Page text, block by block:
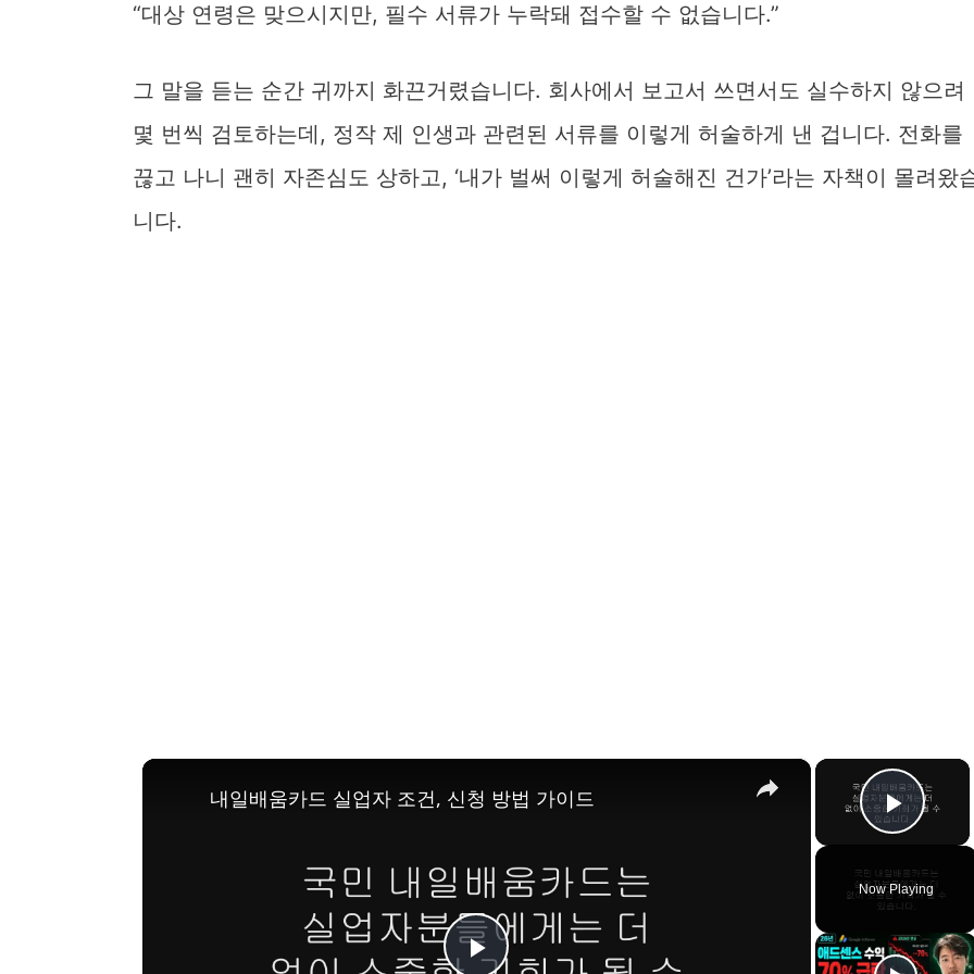
“대상 연령은 맞으시지만, 필수 서류가 누락돼 접수할 수 없습니다.”
그 말을 듣는 순간 귀까지 화끈거렸습니다. 회사에서 보고서 쓰면서도 실수하지 않으려
몇 번씩 검토하는데, 정작 제 인생과 관련된 서류를 이렇게 허술하게 낸 겁니다. 전화를
끊고 나니 괜히 자존심도 상하고, ‘내가 벌써 이렇게 허술해진 건가’라는 자책이 몰려왔
니다.
×
Play
Now Playing
×
내일배움카드 실업자 조건, 신청 방법 가이드